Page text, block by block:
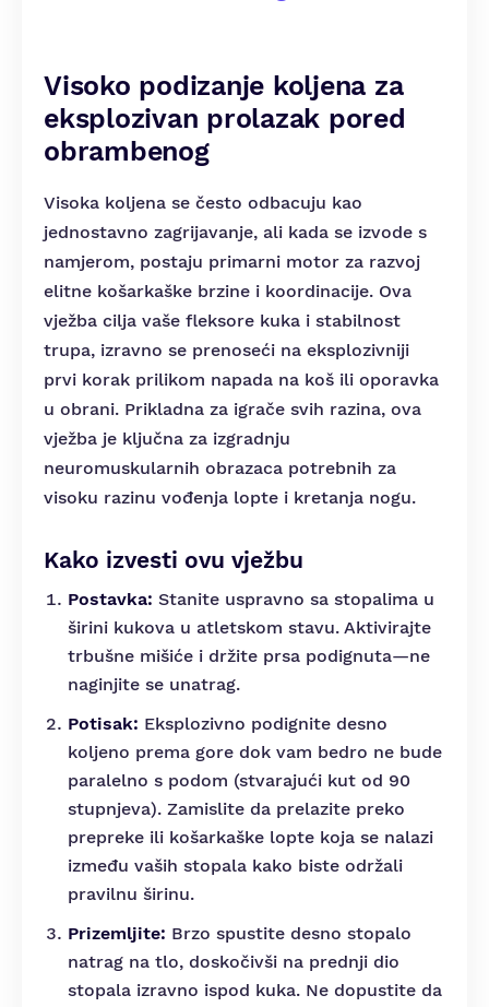
Visoko podizanje koljena za
eksplozivan prolazak pored
obrambenog
Visoka koljena se često odbacuju kao
jednostavno zagrijavanje, ali kada se izvode s
namjerom, postaju primarni motor za razvoj
elitne košarkaške brzine i koordinacije. Ova
vježba cilja vaše fleksore kuka i stabilnost
trupa, izravno se prenoseći na eksplozivniji
prvi korak prilikom napada na koš ili oporavka
u obrani. Prikladna za igrače svih razina, ova
vježba je ključna za izgradnju
neuromuskularnih obrazaca potrebnih za
visoku razinu vođenja lopte i kretanja nogu.
Kako izvesti ovu vježbu
Postavka: Stanite uspravno sa stopalima u
širini kukova u atletskom stavu. Aktivirajte
trbušne mišiće i držite prsa podignuta—ne
naginjite se unatrag.
Potisak: Eksplozivno podignite desno
koljeno prema gore dok vam bedro ne bude
paralelno s podom (stvarajući kut od 90
stupnjeva). Zamislite da prelazite preko
prepreke ili košarkaške lopte koja se nalazi
između vaših stopala kako biste održali
pravilnu širinu.
Prizemljite: Brzo spustite desno stopalo
natrag na tlo, doskočivši na prednji dio
stopala izravno ispod kuka. Ne dopustite da